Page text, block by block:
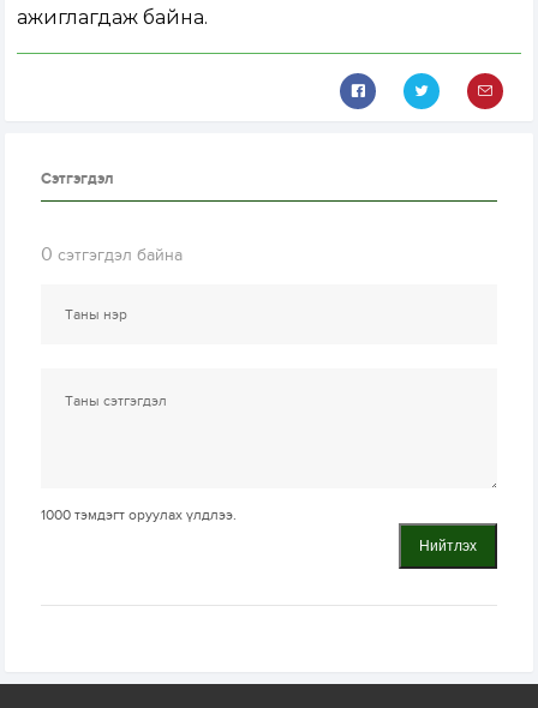
ажиглагдаж байна.
Сэтгэгдэл
0 сэтгэгдэл байна
1000 тэмдэгт оруулах үлдлээ.
Нийтлэх